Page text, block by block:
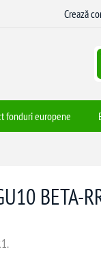
Crează
fonduri europene
BETA-